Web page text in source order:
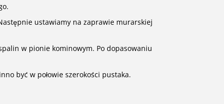
ustawiamy na zaprawie murarskiej
w pionie kominowym. Po dopasowaniu
być w połowie szerokości pustaka.